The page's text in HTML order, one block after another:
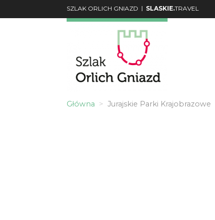
SZLAK ORLICH GNIAZD | SLASKIE.TRAVEL
Główna Jurajskie Parki Krajobrazowe